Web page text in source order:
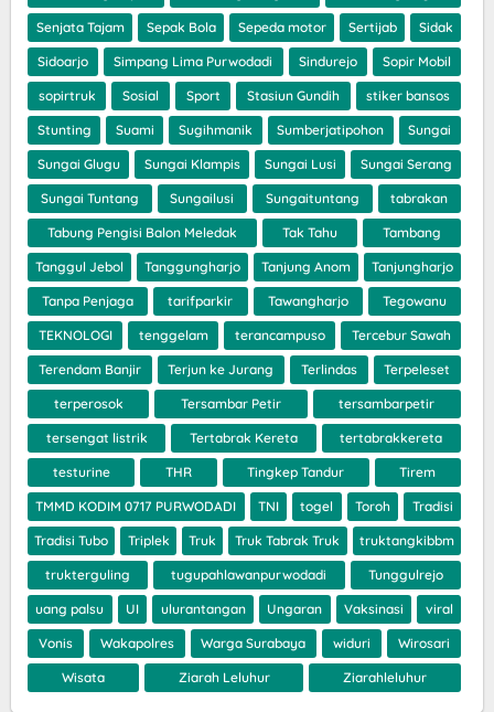
Senjata Tajam Sepak Bola Sepeda motor Sertijab Sidak
Sidoarjo Simpang Lima Purwodadi Sindurejo Sopir Mobil
sopirtruk Sosial Sport Stasiun Gundih stiker bansos
Stunting Suami Sugihmanik Sumberjatipohon Sungai
Sungai Glugu Sungai Klampis Sungai Lusi Sungai Serang
Sungai Tuntang Sungailusi Sungaituntang tabrakan
Tabung Pengisi Balon Meledak Tak Tahu Tambang
Tanggul Jebol Tanggungharjo Tanjung Anom Tanjungharjo
Tanpa Penjaga tarifparkir Tawangharjo Tegowanu
TEKNOLOGI tenggelam terancampuso Tercebur Sawah
Terendam Banjir Terjun ke Jurang Terlindas Terpeleset
terperosok Tersambar Petir tersambarpetir
tersengat listrik Tertabrak Kereta tertabrakkereta
testurine THR Tingkep Tandur Tirem
TMMD KODIM 0717 PURWODADI TNI togel Toroh Tradisi
Tradisi Tubo Triplek Truk Truk Tabrak Truk truktangkibbm
trukterguling tugupahlawanpurwodadi Tunggulrejo
uang palsu UI ulurantangan Ungaran Vaksinasi viral
Vonis Wakapolres Warga Surabaya widuri Wirosari
Wisata Ziarah Leluhur Ziarahleluhur